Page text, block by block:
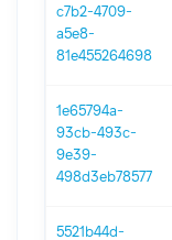
c7b2-4709-
a5e8-
81e455264698
1e65794a-
93cb-493c-
9e39-
498d3eb78577
5521b44d-